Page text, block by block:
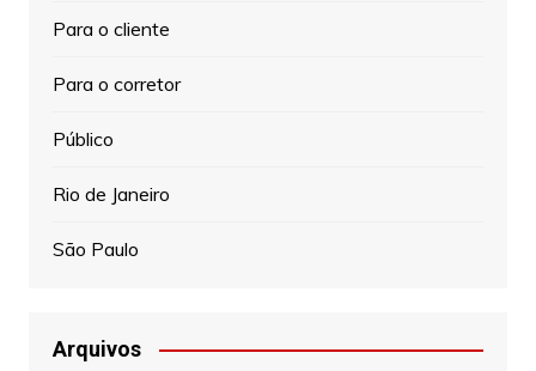
Para o cliente
Para o corretor
Público
Rio de Janeiro
São Paulo
Arquivos